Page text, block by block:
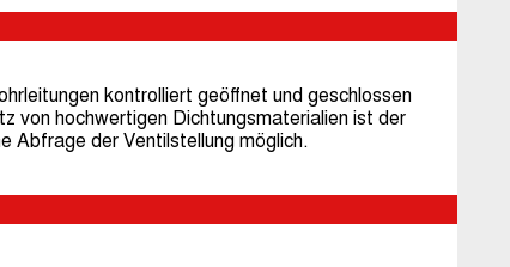
kontrolliert geöffnet und geschlossen
von hochwertigen Dichtungsmaterialien ist der
Abfrage der Ventilstellung möglich.